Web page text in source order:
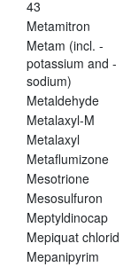
43
Metamitron
Metam (incl. -
potassium and -
sodium)
Metaldehyde
Metalaxyl-M
Metalaxyl
Metaflumizone
Mesotrione
Mesosulfuron
Meptyldinocap
Mepiquat chlorid
Mepanipyrim